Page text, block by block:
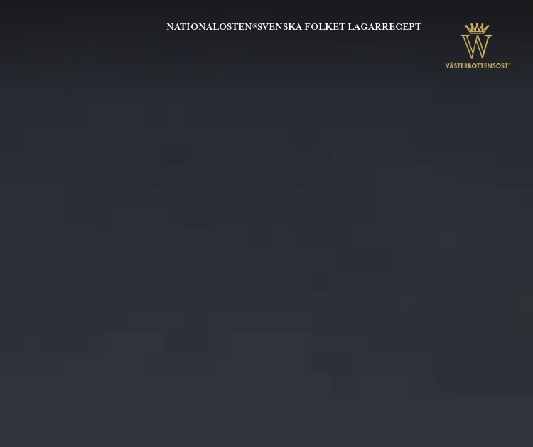
RECEPT
SVENSKA FOLKET LAGAR
NATIONALOSTEN®